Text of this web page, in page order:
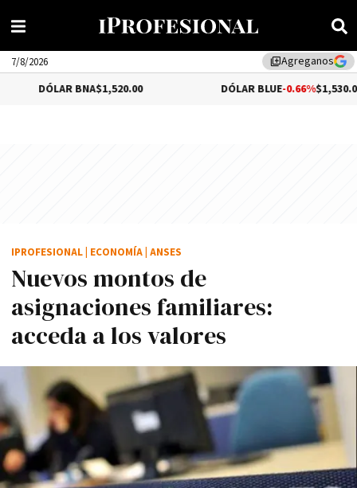
library_addAgreganos
7/8/2026
BNA$1,520.00 DÓLAR BLUE-0.66%$1,530.00
Nuevos montos de
asignaciones familiares:
acceda a los valores
IPROFESIONAL ECONOMÍA ANSES